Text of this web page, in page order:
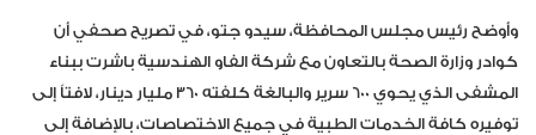
وأوضح رئيس مجلس المحافظة، سيدو جتو، في تصريح صحفي أن
كوادر وزارة الصحة بالتعاون مع شركة الفاو الهندسية باشرت ببناء
المشفى الذي يحوي 600 سرير والبالغة كلفته 360 مليار دينار، لافتاً إلى
توفيره كافة الخدمات الطبية في جميع الاختصاصات، بالإضافة إلى